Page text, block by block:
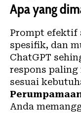
Apa yang
Prompt efektif
spesifik, dan
ChatGPT
respons paling
sesuai
Anda